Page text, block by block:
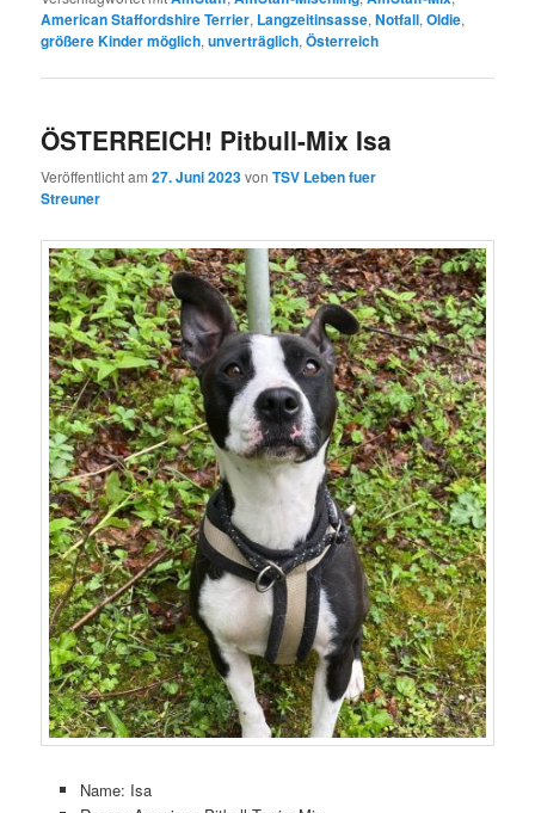
American Staffordshire Terrier, Langzeitinsasse,Notfall,Oldie,
größere Kinder möglich,unverträglich,Österreich
ÖSTERREICH! Pitbull-Mix Isa
Veröffentlicht am27. Juni 2023vonTSV Leben fuer
Streuner
Name: Isa